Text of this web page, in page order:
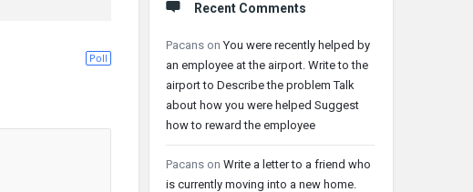
Poll
Recent Comments
Pacans onYou were recently helped by
an employee at the airport. Write to the
airport to Describe the problem Talk
about how you were helped Suggest
how to reward the employee
Pacans on Write a letter to a friend who
is currently moving into a new home.